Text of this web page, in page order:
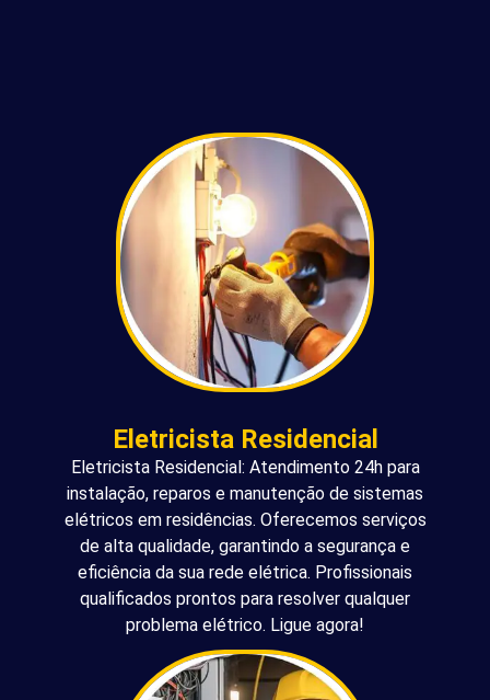
Eletricista Residencial
Eletricista Residencial: Atendimento 24h para
instalação, reparos e manutenção de sistemas
elétricos em residências. Oferecemos serviços
de alta qualidade, garantindo a segurança e
eficiência da sua rede elétrica. Profissionais
qualificados prontos para resolver qualquer
problema elétrico. Ligue agora!